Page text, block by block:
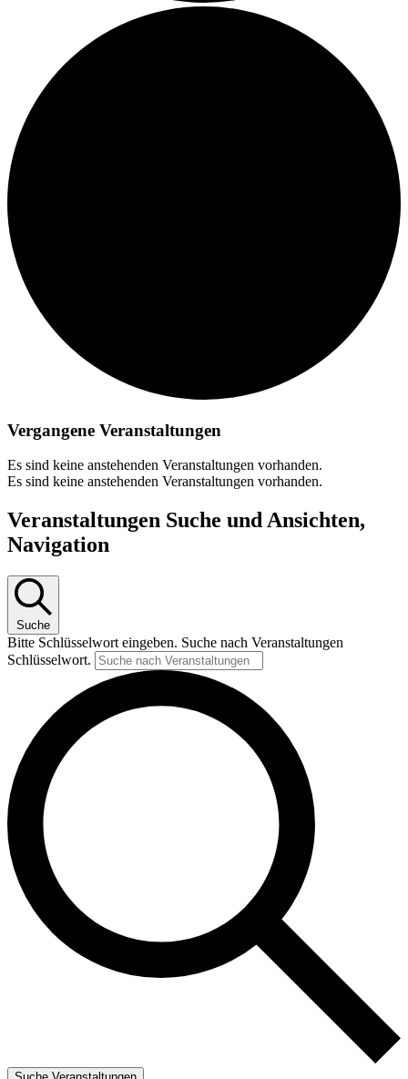
Vergangene Veranstaltungen
Es sind keine anstehenden Veranstaltungen vorhanden.
Es sind keine anstehenden Veranstaltungen vorhanden.
Veranstaltungen Suche und Ansichten,
Navigation
Suche
Bitte Schlüsselwort eingeben. Suche nach Veranstaltungen
Schlüsselwort.